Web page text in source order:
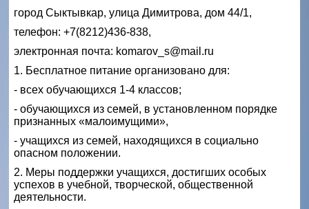
город Сыктывкар, улица Димитрова, дом 44/1,
телефон: +7(8212)436-838,
электронная почта: komarov_s@mail.ru
1. Бесплатное питание организовано для:
- всех обучающихся 1-4 классов;
- обучающихся из семей, в установленном порядке
признанных «малоимущими»,
- учащихся из семей, находящихся в социально
опасном положении.
2. Меры поддержки учащихся, достигших особых
успехов в учебной, творческой, общественной
деятельности.